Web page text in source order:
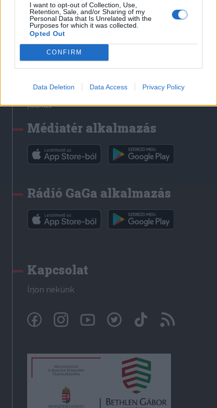
I want to opt-out of Collection, Use,
Retention, Sale, and/or Sharing of my
Personal Data that Is Unrelated with the
Purposes for which it was collected.
Opted Out
CONFIRM
Data Deletion Data Access Privacy Policy
Liget
Krónika
Bihari Napló
Erdélyi Napló
Főtér
Rádió GaGa
Jóállás
Médiatér alkalmazás
Rádió GaGa alkalmazás
Kapcsolat
Írjon nekünk